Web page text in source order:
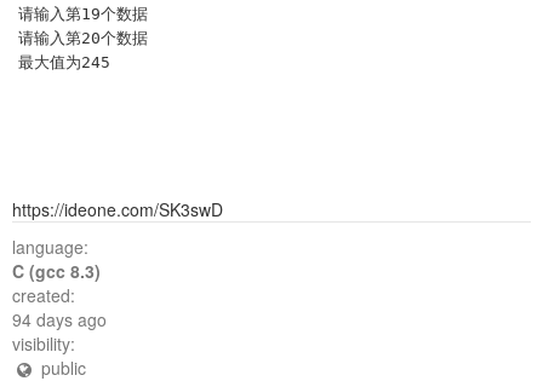
请输入第19个数据
请输入第20个数据
https://ideone.com/SK3swD
language:
C (gcc 8.3)
created:
94 days ago
visibility:
public